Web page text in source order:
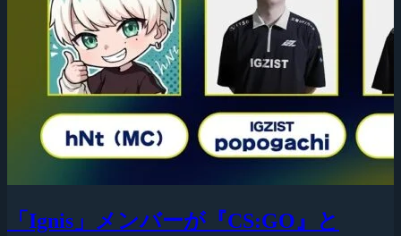
「Ignis」メンバーが『CS:GO』と